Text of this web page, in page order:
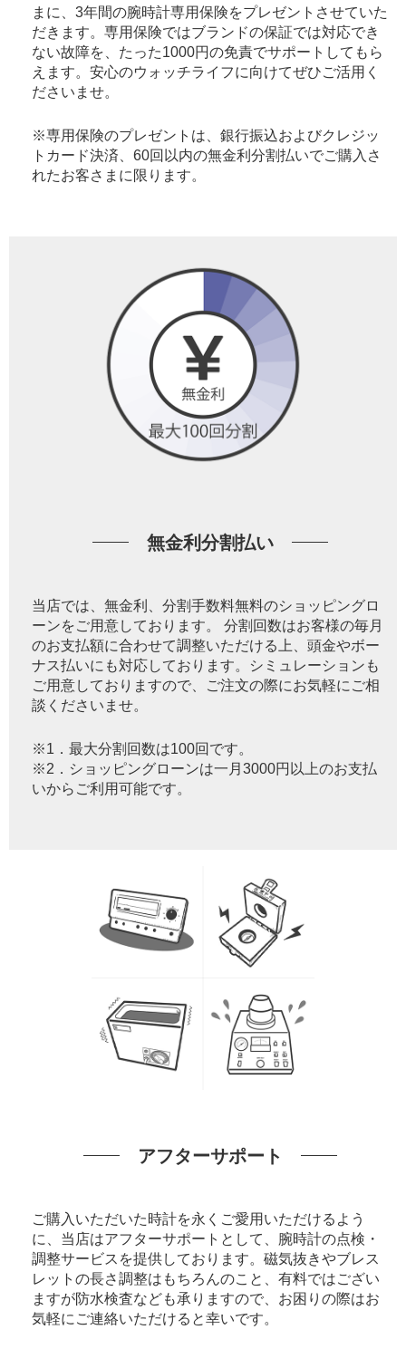
まに、3年間の腕時計専用保険をプレゼントさせていた
だきます。専用保険ではブランドの保証では対応でき
ない故障を、たった1000円の免責でサポートしてもら
えます。安心のウォッチライフに向けてぜひご活用く
ださいませ。
※専用保険のプレゼントは、銀行振込およびクレジッ
トカード決済、60回以内の無金利分割払いでご購入さ
れたお客さまに限ります。
無金利分割払い
当店では、無金利、分割手数料無料のショッピングロ
ーンをご用意しております。 分割回数はお客様の毎月
のお支払額に合わせて調整いただける上、頭金やボー
ナス払いにも対応しております。シミュレーションも
ご用意しておりますので、ご注文の際にお気軽にご相
談くださいませ。
※1．最大分割回数は100回です。
※2．ショッピングローンは一月3000円以上のお支払
いからご利用可能です。
アフターサポート
ご購入いただいた時計を永くご愛用いただけるよう
に、当店はアフターサポートとして、腕時計の点検・
調整サービスを提供しております。磁気抜きやブレス
レットの長さ調整はもちろんのこと、有料ではござい
ますが防水検査なども承りますので、お困りの際はお
気軽にご連絡いただけると幸いです。